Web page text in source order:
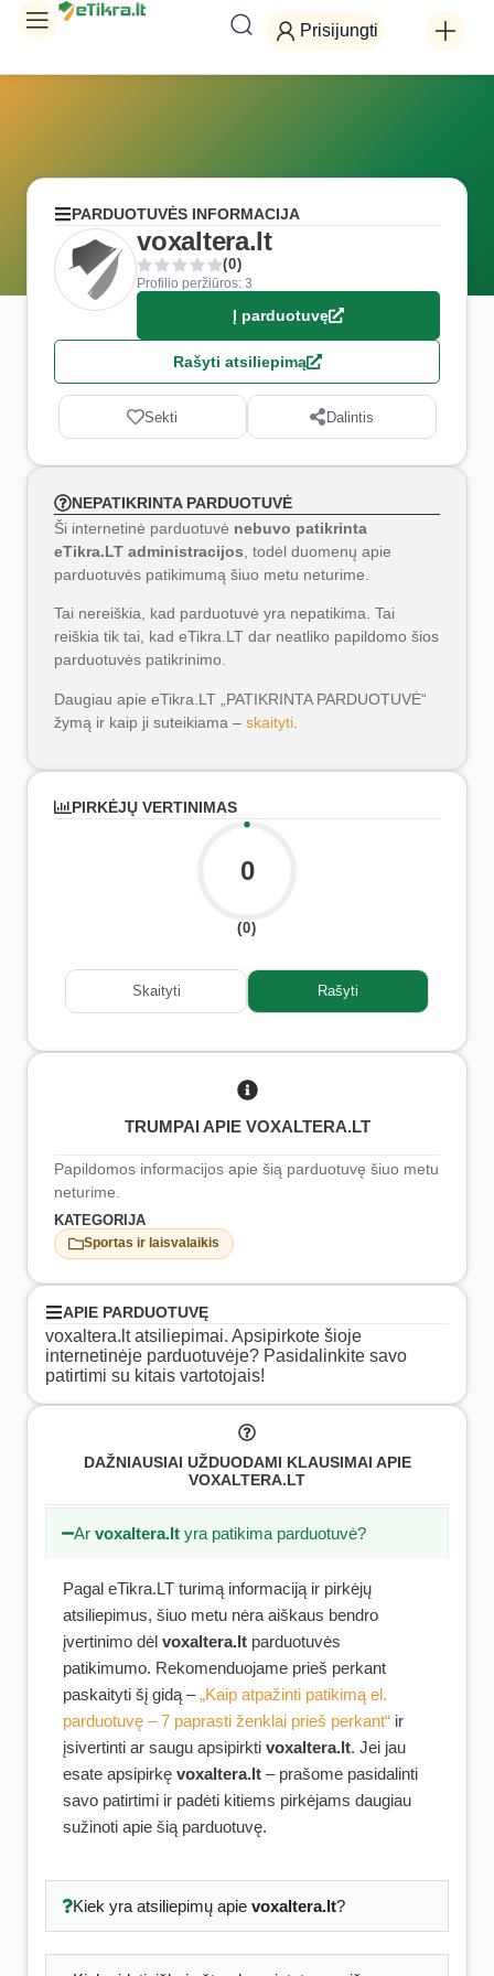
Prisijungti
PARDUOTUVĖS INFORMACIJA
voxaltera.lt
(0)
Profilio peržiūros: 3
Į parduotuvę
Rašyti atsiliepimą
Sekti Dalintis
NEPATIKRINTA PARDUOTUVĖ
Ši internetinė parduotuvė nebuvo patikrinta
eTikra.LT administracijos , todėl duomenų apie
parduotuvės patikimumą šiuo metu neturime.
Tai nereiškia, kad parduotuvė yra nepatikima. Tai
reiškia tik tai, kad eTikra.LT dar neatliko papildomo šios
parduotuvės patikrinimo.
Daugiau apie eTikra.LT „PATIKRINTA PARDUOTUVĖ“
žymą ir kaip ji suteikiama – skaityti
PIRKĖJŲ VERTINIMAS
0
(0)
Skaityti Rašyti
TRUMPAI APIE VOXALTERA.LT
Papildomos informacijos apie šią parduotuvę šiuo metu
neturime.
KATEGORIJA
Sportas ir laisvalaikis
APIE PARDUOTUVĘ
voxaltera.lt atsiliepimai. Apsipirkote šioje
internetinėje parduotuvėje? Pasidalinkite savo
patirtimi su kitais vartotojais!
DAŽNIAUSIAI UŽDUODAMI KLAUSIMAI APIE
VOXALTERA.LT
Arvoxaltera.lt yra patikima parduotuvė?
Pagal eTikra.LT turimą informaciją ir pirkėjų
atsiliepimus, šiuo metu nėra aiškaus bendro
įvertinimo dėl voxaltera.lt parduotuvės
patikimumo. Rekomenduojame prieš perkant
paskaityti šį gidą –„Kaip atpažinti patikimą el.
parduotuvę – 7 paprasti ženklai prieš perkant“ ir
įsivertinti ar saugu apsipirkti voxaltera.lt. Jei jau
esate apsipirkę voxaltera.lt – prašome pasidalinti
savo patirtimi ir padėti kitiems pirkėjams daugiau
sužinoti apie šią parduotuvę.
Kiek yra atsiliepimų apie voxaltera.lt?